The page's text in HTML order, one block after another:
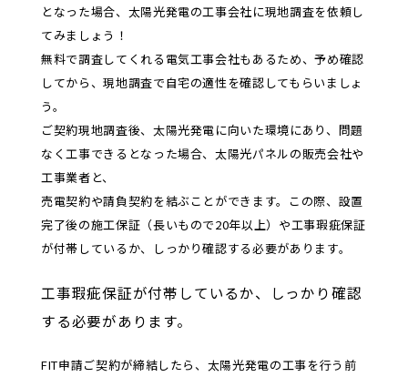
となった場合、太陽光発電の工事会社に現地調査を依頼し
てみましょう！
無料で調査してくれる電気工事会社もあるため、予め確認
してから、現地調査で自宅の適性を確認してもらいましょ
う。
ご契約現地調査後、太陽光発電に向いた環境にあり、問題
なく工事できるとなった場合、太陽光パネルの販売会社や
工事業者と、
売電契約や請負契約を結ぶことができます。この際、設置
完了後の施工保証（長いもので20年以上）や工事瑕疵保証
が付帯しているか、しっかり確認する必要があります。
工事瑕疵保証が付帯しているか、しっかり確認
する必要があります。
FIT申請ご契約が締結したら、太陽光発電の工事を行う前